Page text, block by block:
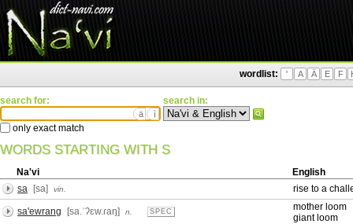
wordlist: ' A Ä E F
search for:
ä ì
only exact match
search in:
WORDS STARTING WITH S
Na'vi
English
sa
[sa] vin. rise to a
sa'ewrang [sa.ˈʔɛw.ɾaŋ] n. SPEC
mother loom
giant loom